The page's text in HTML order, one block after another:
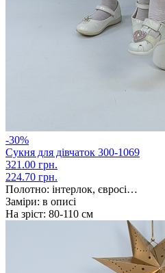
-30%
Сукня для дівчаток 300-1069
321.00 грн.
224.70 грн.
Полотно: інтерлок, євросі…
Заміри: в описі
На зріст: 80-110 см